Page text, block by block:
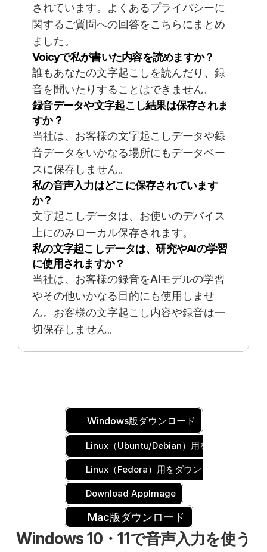
Windows版ダウンロード
Linux（Ubuntu/Debian）用をダウンロード
Linux（Fedora）用をダウンロード
Download AppImage
Mac版ダウンロード
Windows 10・11で音声入力を使う
されています。よくあるプライバシーに
関するご質問への回答をこちらにまとめ
ました。
Voicyで私が書いた内容を読めますか？
誰もあなたの文字起こしを読んだり、録
音を聞いたりすることはできません。
録音データや文字起こし結果は保存されま
すか？
当社は、お客様の文字起こしデータや録
音データをいかなる場所にもデータベー
スに保存しません。
私の音声入力はどこに保存されています
か？
文字起こしデータは、お使いのデバイス
上にのみローカル保存されます。
私の文字起こしデータは、研究やAIの学習
に使用されますか？
当社は、お客様の録音をAIモデルの学習
やその他いかなる目的にも使用しませ
ん。お客様の文字起こし内容や録音は一
切保存しません。